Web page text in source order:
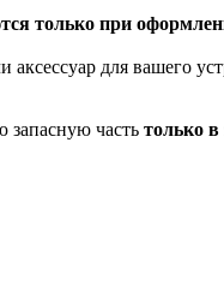
только при
для вашего
запасную часть только